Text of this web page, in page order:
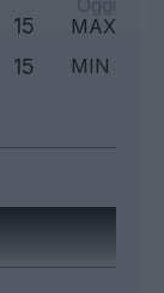
Oggi
15 MAX
15 MIN